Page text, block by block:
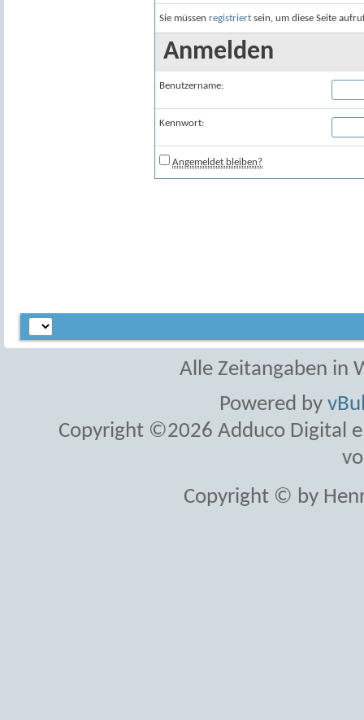
Sie müssen registriert sein, um diese Seite
Anmelden
Benutzername:
Kennwort:
Angemeldet bleiben?
Alle Zeitangaben in
Powered by
Copyright ©2026 Adduco Digital
Copyright © by